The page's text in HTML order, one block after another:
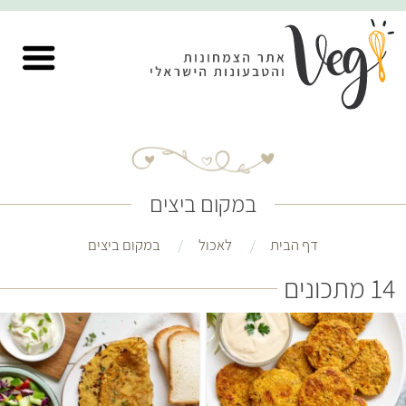
במקום ביצים
דף הבית לאכול במקום ביצים
14 מתכונים